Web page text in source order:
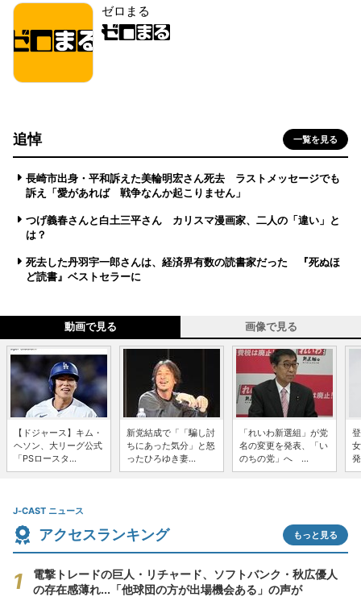
ゼロまる
追悼 一覧を見る
長崎市出身・平和訴えた美輪明宏さん死去 ラストメッセージでも
訴え「愛があれば 戦争なんか起こりません」
つげ義春さんと白土三平さん カリスマ漫画家、二人の「違い」と
は？
死去した丹羽宇一郎さんは、経済界有数の読書家だった 『死ぬほ
ど読書』ベストセラーに
動画で見る 画像で見る
【ドジャース】キム・
ヘソン、大リーグ公式
「PSロースタ...
新党結成で「「騙し討
ちにあった気分」と怒
ったひろゆき妻...
「れいわ新選組」が党
名の変更を発表、「い
のちの党」へ ...
J-CAST ニュース
アクセスランキング もっと見る
電撃トレードの巨人・リチャード、ソフトバンク・秋広優人
の存在感薄れ...「他球団の方が出場機会ある」の声が